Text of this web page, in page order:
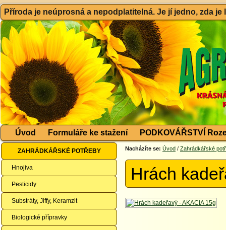
Příroda je neúprosná a nepodplatitelná. Je jí jedno, zda
Úvod Formuláře ke stažení PODKOVÁŘSTVÍ
ZAHRÁDKÁŘSKÉ POTŘEBY
Hnojiva
Pesticidy
Substráty, Jiffy, Keramzit
Biologické přípravky
Nacházíte se: Úvod / Zahrádkářské
Hrách